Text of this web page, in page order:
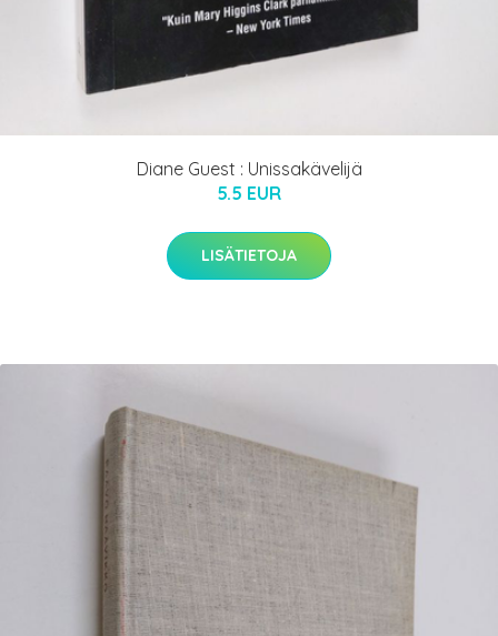
Diane Guest : Unissakävelijä
5.5 EUR
LISÄTIETOJA